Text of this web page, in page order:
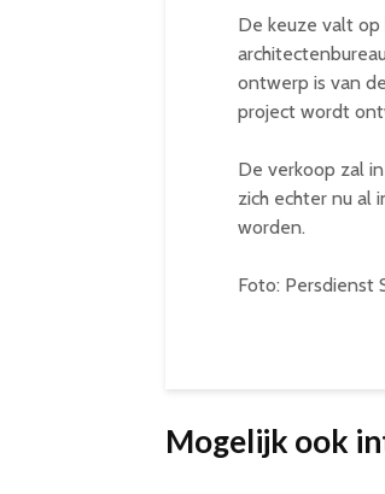
De keuze valt
ontwerp is van
project wordt
De verkoop zal
zich echter nu al
worden.
Foto: Persdienst
Mogelijk ook